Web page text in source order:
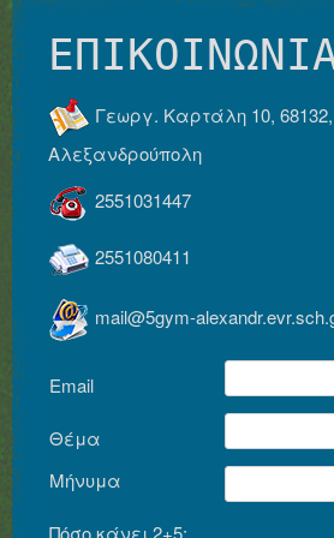
2551080411
mail@5gym-alexandr.evr.sch.gr
Θέμα
Μήνυμα
Πόσο κάνει 2+5;